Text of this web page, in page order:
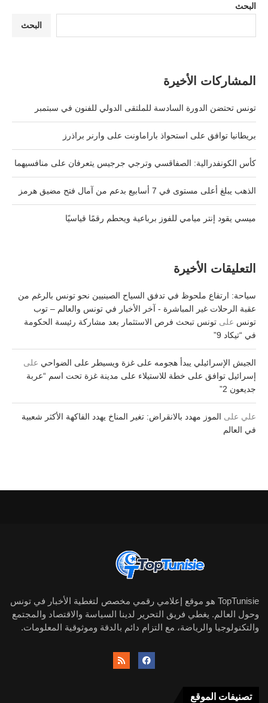
البحث
البحث
المشاركات الأخيرة
تونس تحتضن الدورة السادسة للملتقى الدولي للفنون في سبتمبر
بريطانيا توافق على استحواذ باراماونت على وارنر براذرز
كأس الكونفدرالية: الصفاقسي وترجي جرجيس يتعرفان على منافسيهما
الذهب يبلغ أعلى مستوى في 7 أسابيع بدعم من آمال فتح مضيق هرمز
ميسي يقود إنتر ميامي للفوز برباعية ويحطم رقمًا قياسيًا
التعليقات الأخيرة
سياحة: ارتفاع ملحوظ في تدفق السياح الصينيين نحو تونس بالرغم من
عقبة الرحلات غير المباشرة - آخر الأخبار في تونس والعالم – توب
تونس على تونس تبحث فرص الاستثمار بعد مشاركة رئيسة الحكومة
في “تيكاد 9”
الجيش الإسرائيلي يبدأ هجومه على غزة ويسيطر على الضواحي على
إسرائيل توافق على خطة للاستيلاء على مدينة غزة تحت اسم “عربة
جديعون 2”
علي على الموز مهدد بالانقراض: تغير المناخ يهدد الفاكهة الأكثر شعبية
في العالم
TopTunisie هو موقع إعلامي رقمي مخصص لتغطية الأخبار في تونس
وحول العالم. يغطي فريق التحرير لدينا السياسة والاقتصاد والمجتمع
والتكنولوجيا والرياضة، مع التزام دائم بالدقة وموثوقية المعلومات.
تصنيفات الموقع